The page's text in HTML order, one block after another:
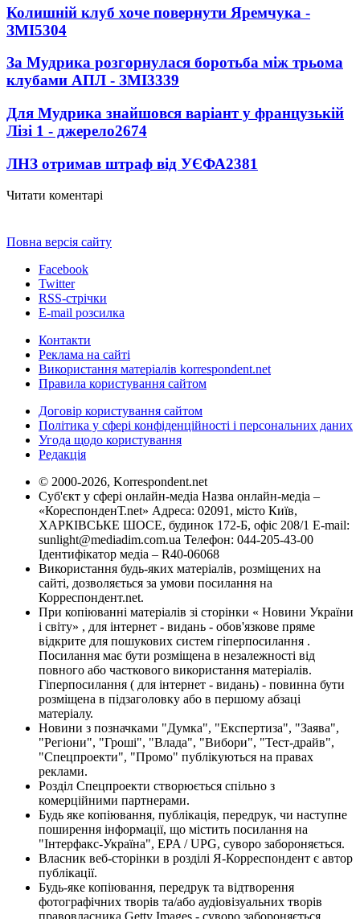
Колишній клуб хоче повернути Яремчука -
ЗМІ5304
За Мудрика розгорнулася боротьба між трьома
клубами АПЛ - ЗМІ3339
Для Мудрика знайшовся варіант у французькій
Лізі 1 - джерело2674
ЛНЗ отримав штраф від УЄФА2381
Читати коментарі
Повна версія сайту
Facebook
Twitter
RSS-стрічки
E-mail розсилка
Контакти
Реклама на сайті
Використання матеріалів korrespondent.net
Правила користування сайтом
Договір користування сайтом
Політика у сфері конфіденційності і персональних даних
Угода щодо користування
Редакція
© 2000-2026, Korrespondent.net
Суб'єкт у сфері онлайн-медіа Назва онлайн-медіа –
«КореспонденТ.net» Адреса: 02091, місто Київ,
ХАРКІВСЬКЕ ШОСЕ, будинок 172-Б, офіс 208/1 E-mail:
sunlight@mediadim.com.ua Телефон: 044-205-43-00
Ідентифікатор медіа – R40-06068
Використання будь-яких матеріалів, розміщених на
сайті, дозволяється за умови посилання на
Корреспондент.net.
При копіюванні матеріалів зі сторінки « Новини України
і світу» , для інтернет - видань - обов'язкове пряме
відкрите для пошукових систем гіперпосилання .
Посилання має бути розміщена в незалежності від
повного або часткового використання матеріалів.
Гіперпосилання ( для інтернет - видань) - повинна бути
розміщена в підзаголовку або в першому абзаці
матеріалу.
Новини з позначками "Думка", "Експертиза", "Заява",
"Регіони", "Гроші", "Влада", "Вибори", "Тест-драйв",
"Спецпроекти", "Промо" публікуються на правах
реклами.
Розділ Спецпроекти створюється спільно з
комерційними партнерами.
Будь яке копіювання, публікація, передрук, чи наступне
поширення інформації, що містить посилання на
"Інтерфакс-Україна", EPA / UPG, суворо забороняється.
Власник веб-сторінки в розділі Я-Корреспондент є автор
публікації.
Будь-яке копіювання, передрук та відтворення
фотографічних творів та/або аудіовізуальних творів
правовласника Getty Images - суворо забороняється.